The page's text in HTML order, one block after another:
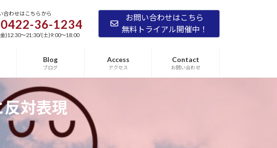
合わせはこちらから
0422-36-1234
)12:30～21:30/(土)9:00～18:00
お問い合わせはこちら
無料トライアル開催中！
Blog
ブログ
Access
アクセス
Contact
お問い合わせ
反対表現